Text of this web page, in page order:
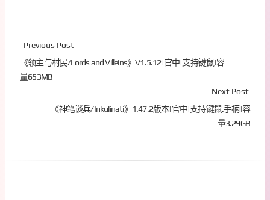
Previous Post
《领主与村民/Lords and Villeins》V1.5.12|官中|支持键鼠|容
量653MB
Next Post
《神笔谈兵/Inkulinati》1.47.2版本|官中|支持键鼠.手柄|容
量3.29GB